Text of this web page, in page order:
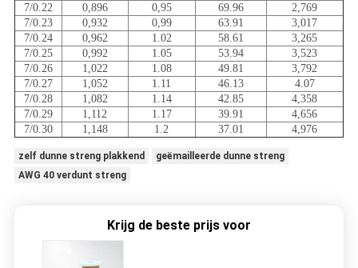
7/0.22
0,896 0,95 69.96
2,769
7/0.23
0,932 0,99 63.91
3,017
7/0.24
0,962 1.02 58.61
3,265
7/0.25
0,992 1.05 53.94
3,523
7/0.26
1,022 1.08 49.81
3,792
7/0.27
1,052 1.11 46.13
4.07
7/0.28
1,082 1.14 42.85
4,358
7/0.29
1,112 1.17 39.91
4,656
7/0.30
1,148 1.2 37.01 4,976
zelf dunne streng plakkend
geëmailleerde dunne streng
AWG 40 verdunt streng
Krijg de beste prijs voor